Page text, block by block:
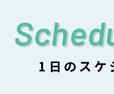
1日のスケ